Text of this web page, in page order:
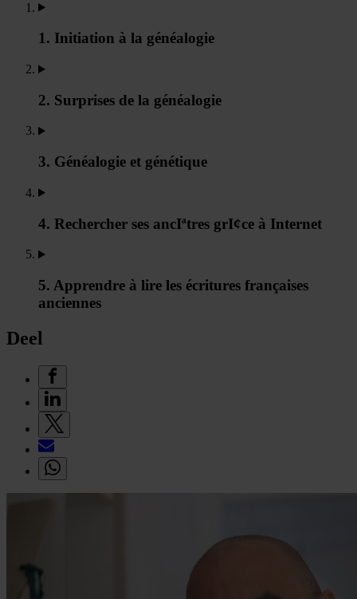
1. Initiation à la généalogie
2. Surprises de la généalogie
3. Généalogie et génétique
4. Rechercher ses ancIªtres grI¢ce à Internet
5. Apprendre à lire les écritures françaises
anciennes
Deel